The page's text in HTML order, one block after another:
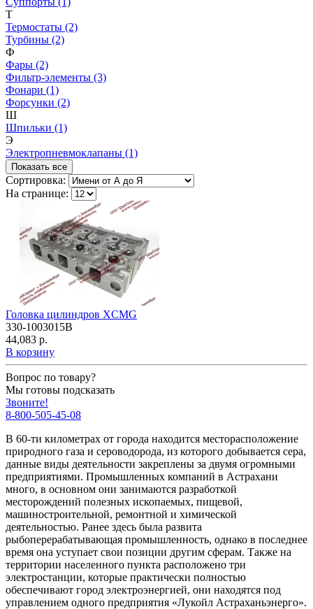
Т
Термостаты (2)
Турбины (2)
Ф
Фары (2)
Фильтр-элементы (3)
Фонари (1)
Форсунки (2)
Ш
Шпильки (1)
Э
Электропневмоклапаны (1)
Показать все
Сортировка:
На странице:
Головка цилиндров XCMG
330-1003015B
44,083 р.
В корзину
Вопрос по товару?
Мы готовы подсказать
Звоните!
8-800-505-45-08
В 60-ти километрах от города находится месторасположение
природного газа и сероводорода, из которого добывается сера,
данные виды деятельности закреплены за двумя огромными
предприятиями. Промышленных компаний в Астрахани
много, в основном они занимаются разработкой
месторождений полезных ископаемых, пищевой,
машиностроительной, ремонтной и химической
деятельностью. Ранее здесь была развита
рыбоперерабатывающая промышленность, однако в последнее
время она уступает свои позиции другим сферам. Также на
территории населенного пункта расположено три
электростанции, которые практически полностью
обеспечивают город электроэнергией, они находятся под
управлением одного предприятия «Лукойл Астраханьэнерго».